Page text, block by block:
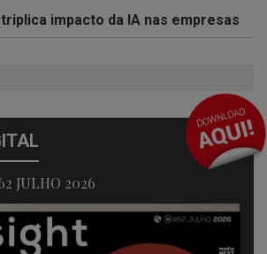
impacto da IA nas empresas
JULHO 2026